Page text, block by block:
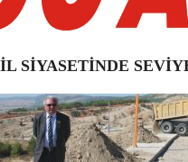
SİYASETİNDE